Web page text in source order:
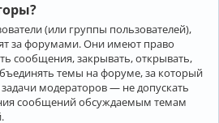
(или группы пользователей),
за форумами. Они имеют право
сообщения, закрывать, открывать,
темы на форуме, за который
модераторов — не допускать
сообщений обсуждаемым темам